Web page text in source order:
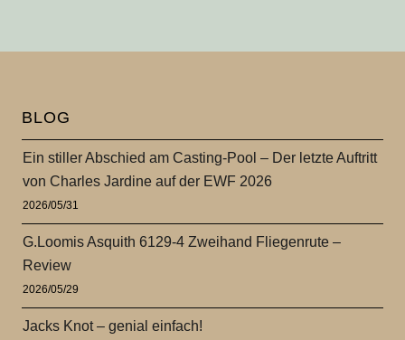
BLOG
Ein stiller Abschied am Casting-Pool – Der letzte Auftritt
von Charles Jardine auf der EWF 2026
2026/05/31
G.Loomis Asquith 6129-4 Zweihand Fliegenrute –
Review
2026/05/29
Jacks Knot – genial einfach!